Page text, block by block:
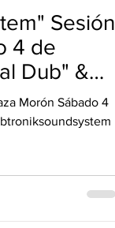
Sesión
4 de
Dub" &
Morón Sábado 4